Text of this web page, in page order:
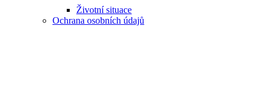
Životní situace
Ochrana osobních údajů